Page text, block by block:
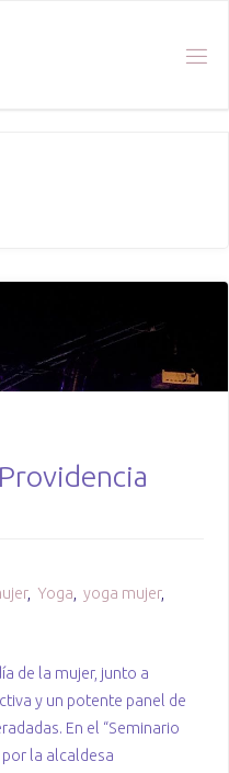
, Yoga, yoga mujer,
de la mujer, junto a
y un potente panel de
En el “Seminario
la alcaldesa